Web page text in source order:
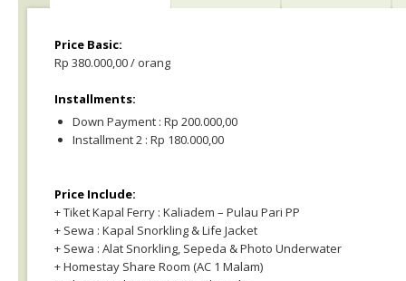
Price Basic:
Rp 380.000,00 / orang
Installments:
Down Payment : Rp 200.000,00
Installment 2 : Rp 180.000,00
Price Include:
+ Tiket Kapal Ferry : Kaliadem – Pulau Pari PP
+ Sewa : Kapal Snorkling & Life Jacket
+ Sewa : Alat Snorkling, Sepeda & Photo Underwater
+ Homestay Share Room (AC 1 Malam)